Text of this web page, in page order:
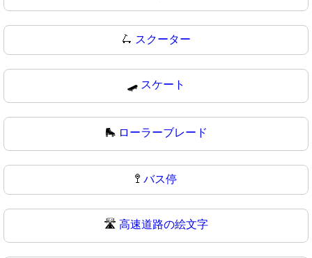
🛴 スクーター
🛹 スケート
🛼 ローラーブレード
🚏 バス停
🛣️ 高速道路の絵文字